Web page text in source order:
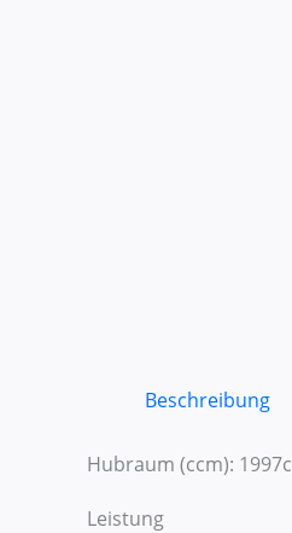
Beschreibung
Hubraum (ccm):
Leistung